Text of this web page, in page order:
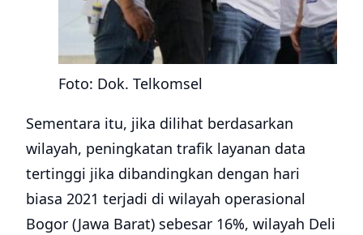
Foto: Dok. Telkomsel
Sementara itu, jika dilihat berdasarkan
wilayah, peningkatan trafik layanan data
tertinggi jika dibandingkan dengan hari
biasa 2021 terjadi di wilayah operasional
Bogor (Jawa Barat) sebesar 16%, wilayah Deli